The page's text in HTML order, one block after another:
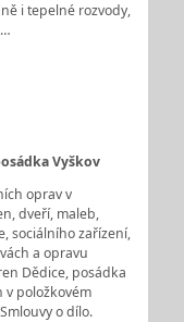
i tepelné rozvody,
Vyškov
oprav v
dveří, maleb,
sociálního zařízení,
a opravu
Dědice, posádka
v položkovém
o dílo.